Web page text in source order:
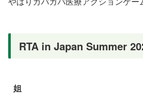
RTA in Japan Summer
姐